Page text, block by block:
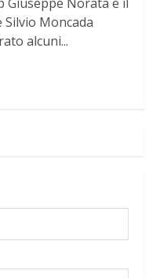
Moncada
alcuni...